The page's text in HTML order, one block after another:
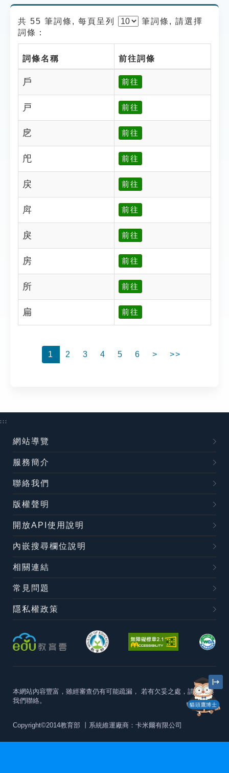
貓頭鷹博士
共 55 筆詞條, 每頁呈列 筆詞條, 請選擇
詞條：
詞條名稱 前往詞條
戶 前往
戸 前往
戹 前往
戺 前往
戻 前往
戽 前往
戾 前往
房 前往
所 前往
扁 前往
1 2 3 4 5 6 > >>
貓頭鷹博士
:::
網站導覽
服務簡介
聯絡我們
版權聲明
開放API使用說明
內嵌搜尋欄位說明
相關連結
常見問題
隱私權政策
本網站內容豐富，雖經審查仍有可能疏漏， 若有欠妥之處，請隨時與
我們聯絡。
Copyright©2014教育部 丨系統維運廠商：卡米爾有限公司